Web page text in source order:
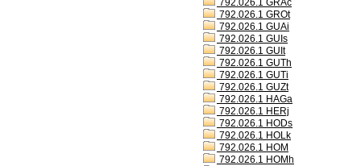
792.026.1 GRAc
792.026.1 GROt
792.026.1 GUAi
792.026.1 GUIs
792.026.1 GUIt
792.026.1 GUTh
792.026.1 GUTi
792.026.1 GUZt
792.026.1 HAGa
792.026.1 HERj
792.026.1 HODs
792.026.1 HOLk
792.026.1 HOM
792.026.1 HOMh